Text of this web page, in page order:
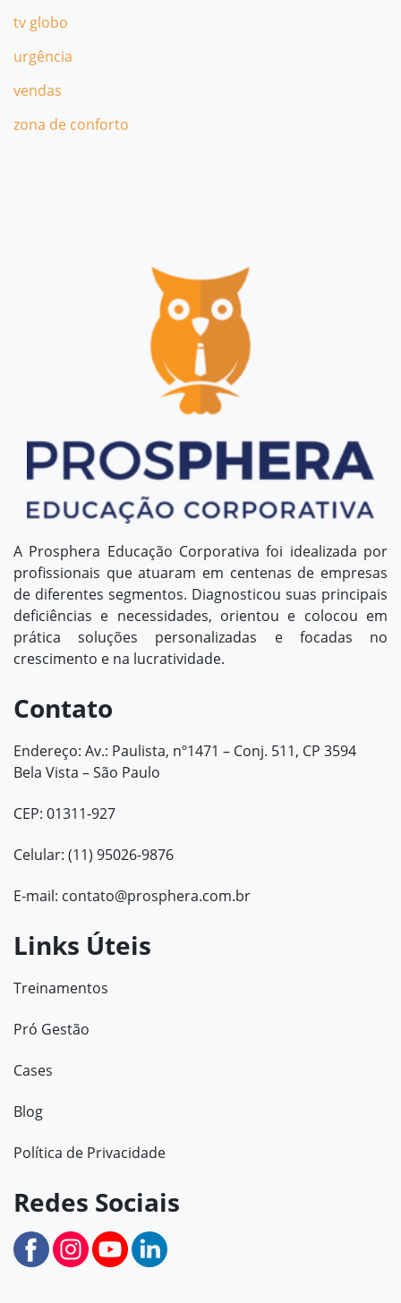
tv globo
urgência
vendas
zona de conforto
A Prosphera Educação Corporativa foi idealizada por
profissionais que atuaram em centenas de empresas
de diferentes segmentos. Diagnosticou suas principais
deficiências e necessidades, orientou e colocou em
prática soluções personalizadas e focadas no
crescimento e na lucratividade.
Contato
Endereço: Av.: Paulista, nº1471 – Conj. 511, CP 3594
Bela Vista – São Paulo
CEP: 01311-927
Celular: (11) 95026-9876
E-mail: contato@prosphera.com.br
Links Úteis
Treinamentos
Pró Gestão
Cases
Blog
Política de Privacidade
Redes Sociais